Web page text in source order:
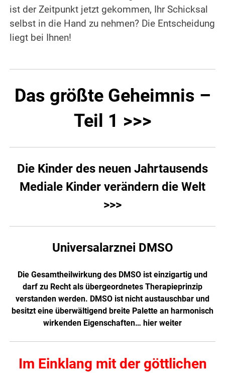
ist der Zeitpunkt jetzt gekommen, Ihr Schicksal
selbst in die Hand zu nehmen? Die Entscheidung
liegt bei Ihnen!
Das größte Geheimnis –
Teil 1 >>>
Die Kinder des neuen Jahrtausends
Mediale Kinder verändern die Welt
>>>
Universalarznei DMSO
Die Gesamtheilwirkung des DMSO ist einzigartig und
darf zu Recht als übergeordnetes Therapieprinzip
verstanden werden. DMSO ist nicht austauschbar und
besitzt eine überwältigend breite Palette an harmonisch
wirkenden Eigenschaften… hier weiter
Im Einklang mit der göttlichen